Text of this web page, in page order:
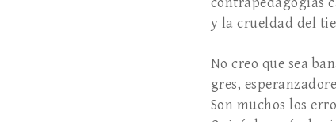
y la crueldad del
No creo que sea
gres,
Son muchos los